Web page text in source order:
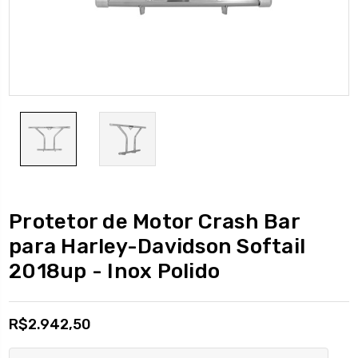
Protetor de Motor Crash Bar
para Harley-Davidson Softail
2018up - Inox Polido
R$2.942,50